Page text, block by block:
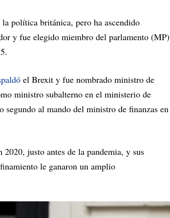
política británica, pero ha ascendido
y fue elegido miembro del parlamento (MP)
el Brexit y fue nombrado ministro de
ministro subalterno en el ministerio de
al mando del ministro de finanzas en
justo antes de la pandemia, y sus
le ganaron un amplio